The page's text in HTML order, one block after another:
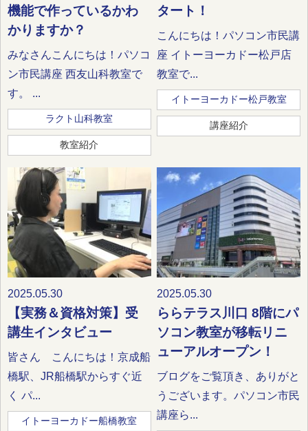
機能で作っているかわ
かりますか？
みなさんこんにちは！パソコ
ン市民講座 西友山科教室で
す。 ...
ラクト山科教室
教室紹介
タート！
こんにちは！パソコン市民講
座 イトーヨーカドー松戸店
教室で...
イトーヨーカドー松戸教室
講座紹介
2025.05.30
【実務＆資格対策】受
講生インタビュー
皆さん こんにちは！京成船
橋駅、JR船橋駅からすぐ近
く パ...
イトーヨーカドー船橋教室
2025.05.30
ららテラス川口 8階にパ
ソコン教室が移転リニ
ューアルオープン！
ブログをご覧頂き、ありがと
うございます。パソコン市民
講座ら...